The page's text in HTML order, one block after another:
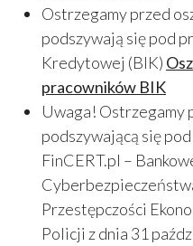
Ostrzegamy przed
podszywają się pod
Kredytowej (BIK)
pracowników BIK
Uwaga! Ostrzegamy
podszywającą się
FinCERT.pl –
Przestępczości
Policji z dnia 31